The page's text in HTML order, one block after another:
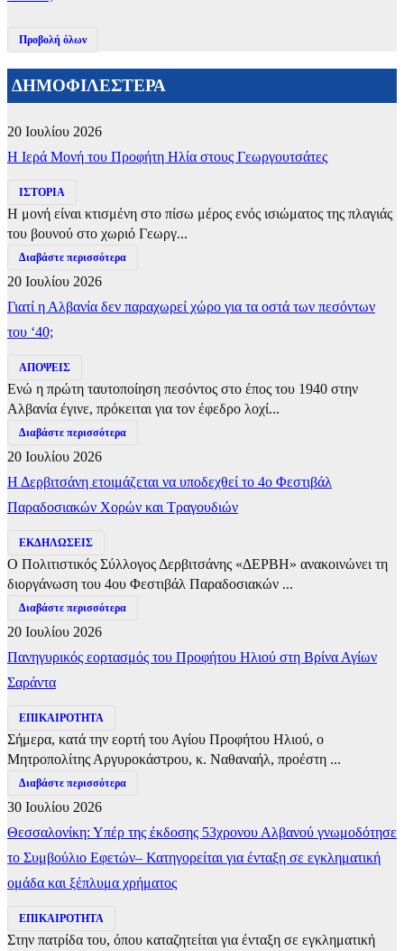
Προβολή όλων
ΔΗΜΟΦΙΛΕΣΤΕΡΑ
20 Ιουλίου 2026
​Η Ιερά Μονή του Προφήτη Ηλία στους Γεωργουτσάτες
ΙΣΤΟΡΙΑ
Η μονή είναι κτισμένη στο πίσω μέρος ενός ισιώματος της πλαγιάς
του βουνού στο χωριό Γεωργ...
Διαβάστε περισσότερα
20 Ιουλίου 2026
Γιατί η Αλβανία δεν παραχωρεί χώρο για τα οστά των πεσόντων
του ‘40;
ΑΠΟΨΕΙΣ
Ενώ η πρώτη ταυτοποίηση πεσόντος στο έπος του 1940 στην
Αλβανία έγινε, πρόκειται για τον έφεδρο λοχί...
Διαβάστε περισσότερα
20 Ιουλίου 2026
Η Δερβιτσάνη ετοιμάζεται να υποδεχθεί το 4ο Φεστιβάλ
Παραδοσιακών Χορών και Τραγουδιών
ΕΚΔΗΛΩΣΕΙΣ
Ο Πολιτιστικός Σύλλογος Δερβιτσάνης «ΔΕΡΒΗ» ανακοινώνει τη
διοργάνωση του 4ου Φεστιβάλ Παραδοσιακών ...
Διαβάστε περισσότερα
20 Ιουλίου 2026
Πανηγυρικός εορτασμός του Προφήτου Ηλιού στη Βρίνα Αγίων
Σαράντα
ΕΠΙΚΑΙΡΟΤΗΤΑ
Σήμερα, κατά την εορτή του Αγίου Προφήτου Ηλιού, ο
Μητροπολίτης Αργυροκάστρου, κ. Ναθαναήλ, προέστη ...
Διαβάστε περισσότερα
30 Ιουλίου 2026
Θεσσαλονίκη: Υπέρ της έκδοσης 53χρονου Αλβανού γνωμοδότησε
το Συμβούλιο Εφετών– Κατηγορείται για ένταξη σε εγκληματική
ομάδα και ξέπλυμα χρήματος
ΕΠΙΚΑΙΡΟΤΗΤΑ
Στην πατρίδα του, όπου καταζητείται για ένταξη σε εγκληματική